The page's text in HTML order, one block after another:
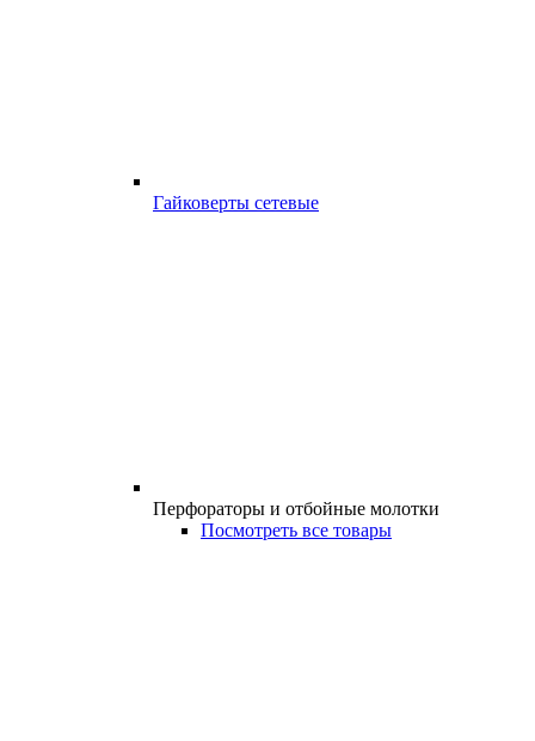
Гайковерты сетевые
Перфораторы и отбойные молотки
Посмотреть все товары